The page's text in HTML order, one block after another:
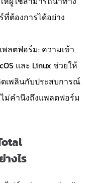
ต้องการได้อย่าง
ลตฟอร์ม: ความเข้า
และ Linux ช่วยให้
เพลินกับประสบการณ์
ม่คำนึงถึงแพลตฟอร์ม
งไร